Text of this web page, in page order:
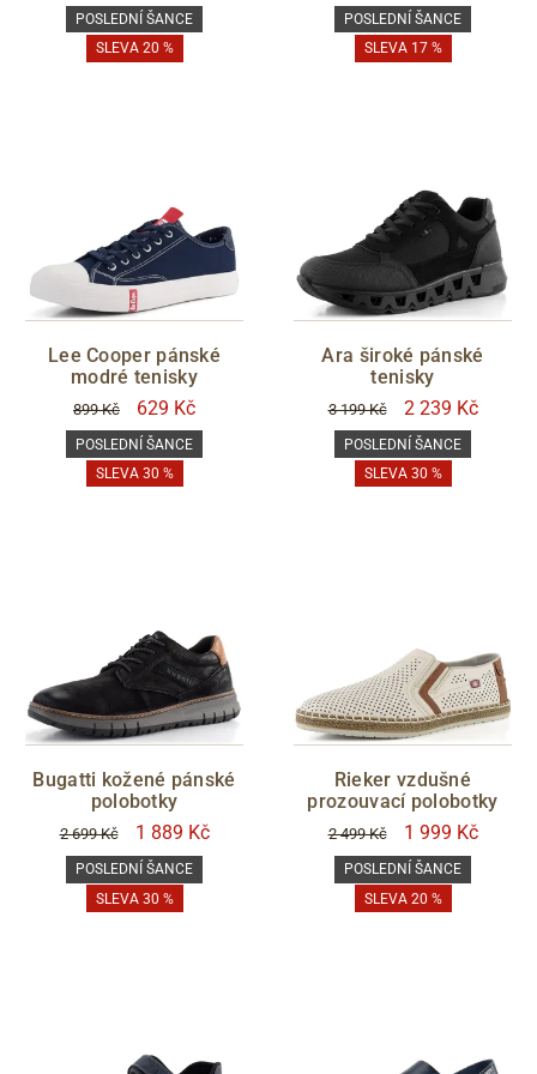
POSLEDNÍ ŠANCE
SLEVA 20 %
POSLEDNÍ ŠANCE
SLEVA 17 %
Lee Cooper pánské
modré tenisky
899 Kč 629 Kč
POSLEDNÍ ŠANCE
SLEVA 30 %
Ara široké pánské
tenisky
3 199 Kč 2 239 Kč
POSLEDNÍ ŠANCE
SLEVA 30 %
Bugatti kožené pánské
polobotky
2 699 Kč 1 889 Kč
POSLEDNÍ ŠANCE
SLEVA 30 %
Rieker vzdušné
prozouvací polobotky
2 499 Kč 1 999 Kč
POSLEDNÍ ŠANCE
SLEVA 20 %